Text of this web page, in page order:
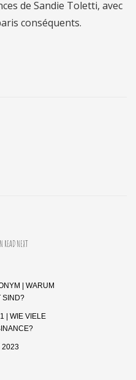
de Sandie Toletti, avec
conséquents.
READ NEXT
| WARUM
SIND?
| WIE VIELE
2023